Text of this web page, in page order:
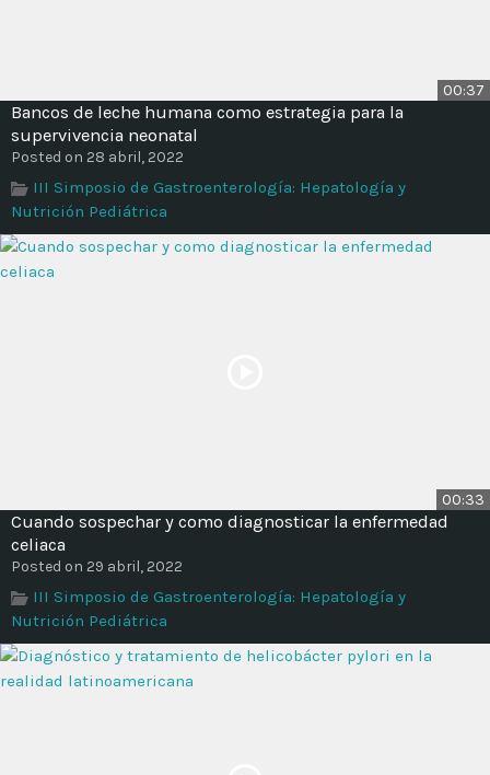
00:37
Bancos de leche humana como estrategia para la
supervivencia neonatal
Posted on 28 abril, 2022
III Simposio de Gastroenterología: Hepatología y
Nutrición Pediátrica
00:33
Cuando sospechar y como diagnosticar la enfermedad
celiaca
Posted on 29 abril, 2022
III Simposio de Gastroenterología: Hepatología y
Nutrición Pediátrica